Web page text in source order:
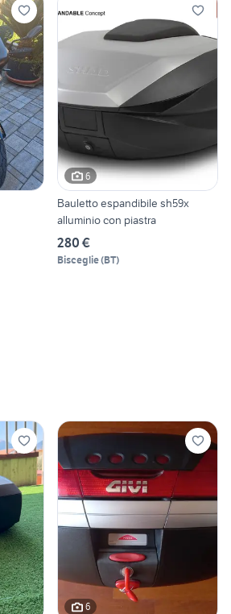
6
Bauletto espandibile sh59x
alluminio con piastra
280 €
Bisceglie(BT)
6